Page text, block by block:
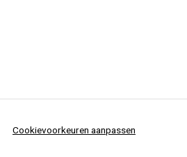
Cookievoorkeuren aanpassen